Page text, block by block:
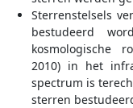
Sterrenstelsels
bestudeerd
kosmologische
2010) in het
spectrum is
sterren